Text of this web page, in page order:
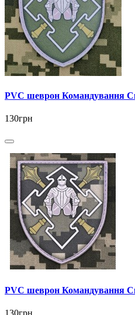
PVC шеврон Командування
130грн
PVC шеврон Командування
130грн